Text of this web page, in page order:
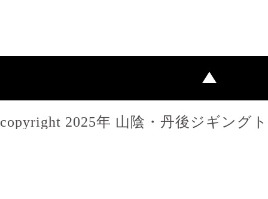
copyright 2025年 山陰・丹後ジギング